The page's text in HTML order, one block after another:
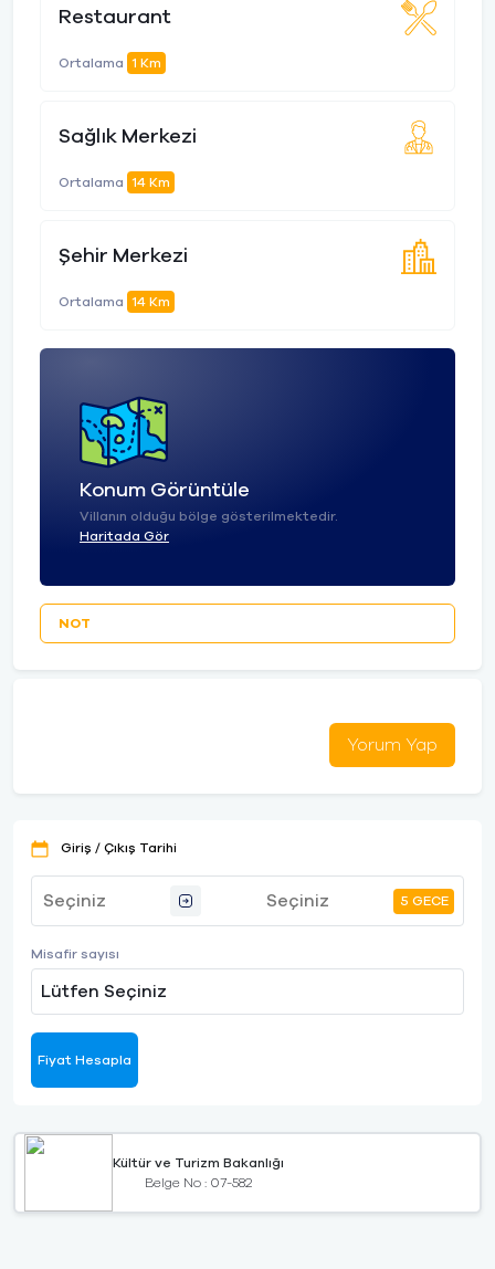
Restaurant
Ortalama 1 Km
Sağlık Merkezi
Ortalama 14 Km
Şehir Merkezi
Ortalama 14 Km
Konum Görüntüle
Villanın olduğu bölge gösterilmektedir.
Haritada Gör
NOT
Yorum Yap
Giriş / Çıkış Tarihi
5 GECE
Misafir sayısı
Lütfen Seçiniz
Fiyat Hesapla
Kültür ve Turizm Bakanlığı
Belge No : 07-582